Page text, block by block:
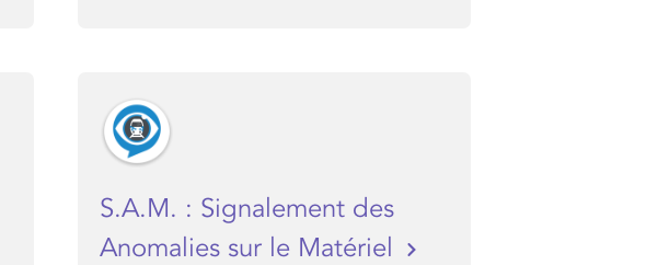
S.A.M. : Signalement des
Anomalies sur le Matériel